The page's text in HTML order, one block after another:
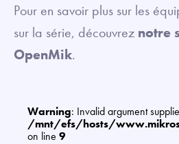
Pour en savoir plus sur les
sur la série, découvrez notre
OpenMik.
Warning: Invalid argument
/mnt/efs/hosts/
on line 9